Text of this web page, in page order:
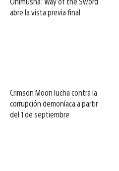
abre la vista previa final
Crimson Moon lucha contra la
corrupción demoníaca a partir
del 1 de septiembre